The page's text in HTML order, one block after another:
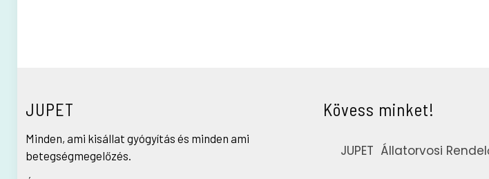
JUPET
Minden, ami kisállat gyógyítás és minden ami
betegségmegelőzés.
Kövess minket!
JUPET Állatorvosi